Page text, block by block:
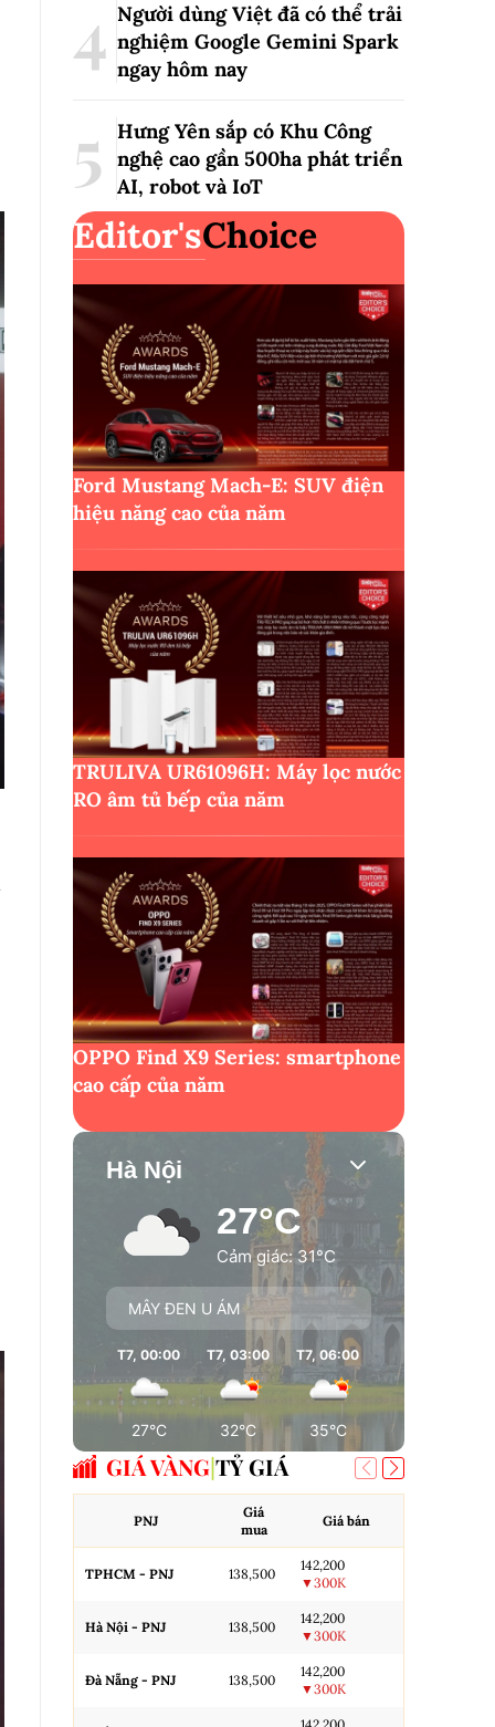
Người dùng Việt đã có thể trải
nghiệm Google Gemini Spark
ngay hôm nay
Hưng Yên sắp có Khu Công
nghệ cao gần 500ha phát triển
AI, robot và IoT
Editor'sChoice
Ford Mustang Mach-E: SUV điện
hiệu năng cao của năm
TRULIVA UR61096H: Máy lọc nước
RO âm tủ bếp của năm
OPPO Find X9 Series: smartphone
cao cấp của năm
Hà Nội
27°C
Cảm giác: 31°C
MÂY ĐEN U ÁM
T7, 00:00
27°C
T7, 03:00
32°C
T7, 06:00
35°C
GIÁ VÀNG TỶ GIÁ
PNJ
Giá
mua
Giá bán
TPHCM - PNJ 138,500
142,200
▼300K
Hà Nội - PNJ 138,500
142,200
▼300K
Đà Nẵng - PNJ 138,500
142,200
▼300K